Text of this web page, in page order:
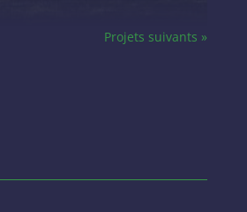
Projets suivants »